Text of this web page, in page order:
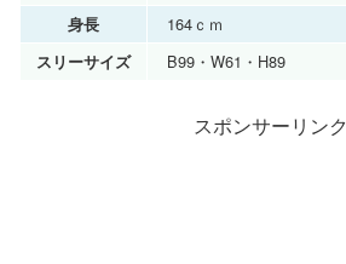
身長 164ｃｍ
スリーサイズ B99・W61・H89
スポンサーリンク